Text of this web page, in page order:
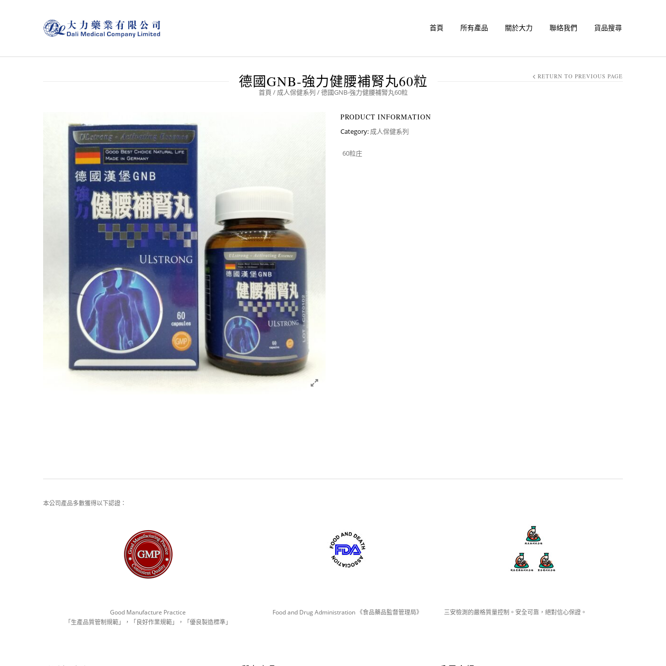
首頁 所有產品 關於大力 聯絡我們 貨品搜尋
德國GNB-強力健腰補腎丸60粒
首頁 / 成人保健系列 / 德國GNB-強力健腰補腎丸60粒
RETURN TO PREVIOUS PAGE
PRODUCT INFORMATION
Category: 成人保健系列
60粒庄
本公司產品多數獲得以下認證：
Good Manufacture Practice
「生產品質管制規範」，「良好作業規範」，「優良製造標準」
Food and Drug Administration 《食品藥品監督管理局》 三安檢測的嚴格質量控制。安全可靠，絕對信心保證。